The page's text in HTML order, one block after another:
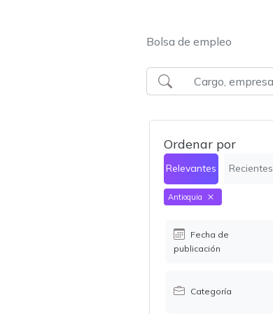
Bolsa de empleo
Ordenar por
Relevantes Recientes
Antioquia
Fecha de
publicación
Categoría